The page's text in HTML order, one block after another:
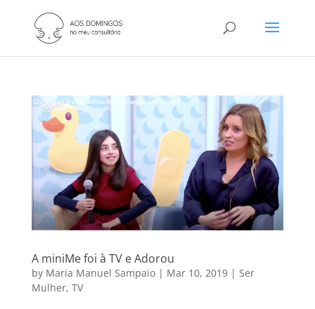
A miniMe foi à TV e Adorou
by Maria Manuel Sampaio| Mar 10, 2019| Ser
Mulher, TV